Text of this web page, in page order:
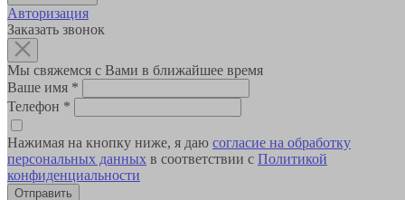
Авторизация
Заказать звонок
Мы свяжемся с Вами в ближайшее время
Ваше имя *
Телефон *
Нажимая на кнопку ниже, я даю согласие на обработку
персональных данных в соответствии с Политикой
конфиденциальности